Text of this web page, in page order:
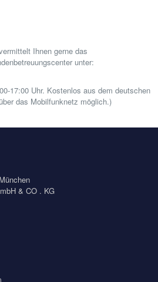
Ihnen gerne das
unter:
17:00 Uhr. Kostenlos aus dem deutschen
das Mobilfunknetz möglich.)
& CO . KG